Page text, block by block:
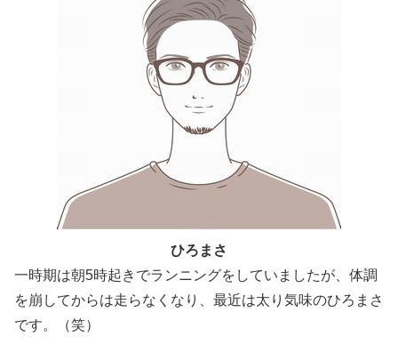
ひろまさ
一時期は朝5時起きでランニングをしていましたが、体調
を崩してからは走らなくなり、最近は太り気味のひろまさ
です。（笑）